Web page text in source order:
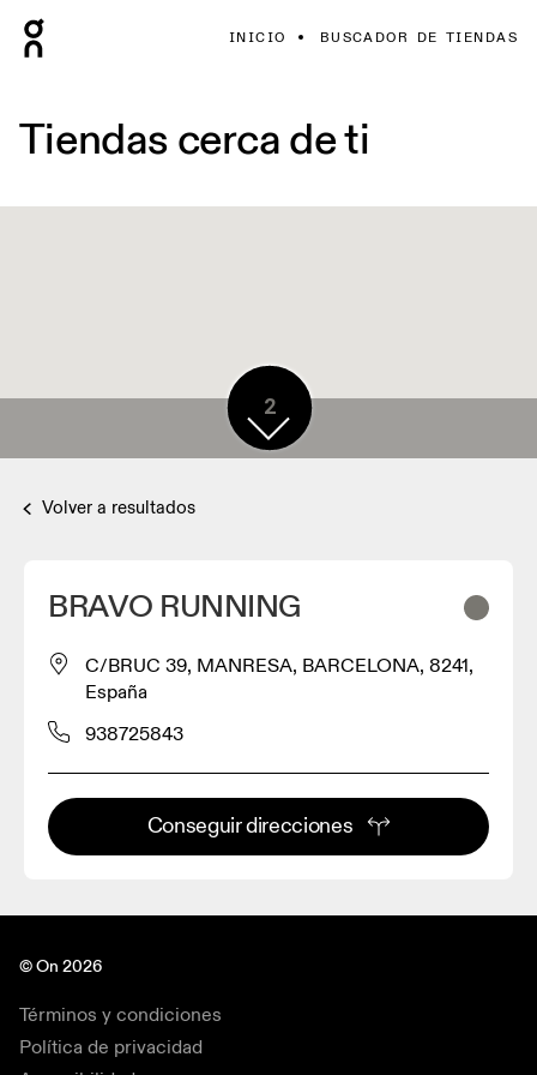
INICIO BUSCADOR DE TIENDAS
Tiendas cerca de ti
2
Volver a resultados
BRAVO RUNNING
C/BRUC 39, MANRESA, BARCELONA, 8241,
España
938725843
Conseguir direcciones
© On 2026
Términos y condiciones
Política de privacidad